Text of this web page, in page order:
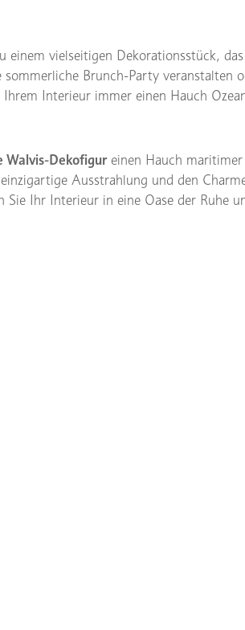
einem vielseitigen Dekorationsstück,
Brunch-Party veranstalten
Interieur immer einen Hauch
Walvis-Dekofigureinen Hauch maritimer
Ausstrahlung und den
Ihr Interieur in eine Oase der Ruhe